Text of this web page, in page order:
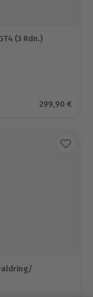
(3 Rdn.)
5 BewertungenAktueller
299,90 €